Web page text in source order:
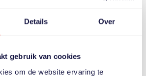
Details Over
gebruik van cookies
om de website ervaring te
met Fello?
of voor een werknemer? Zie je
ondersteuning en helderheid.
samen voor elkaar.